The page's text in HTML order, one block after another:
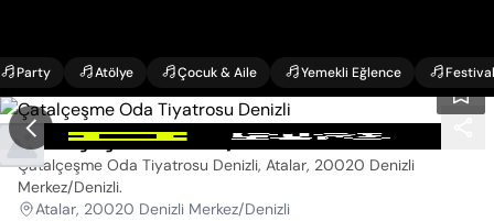
Party Atölye Çocuk & Aile Yemekli Eğlence Festival
Çatalçeşme Oda Tiyatrosu Denizli
Çatalçeşme Oda Tiyatrosu Denizli, Atalar, 20020 Denizli
Merkez/Denizli.
Atalar, 20020 Denizli Merkez/Denizli